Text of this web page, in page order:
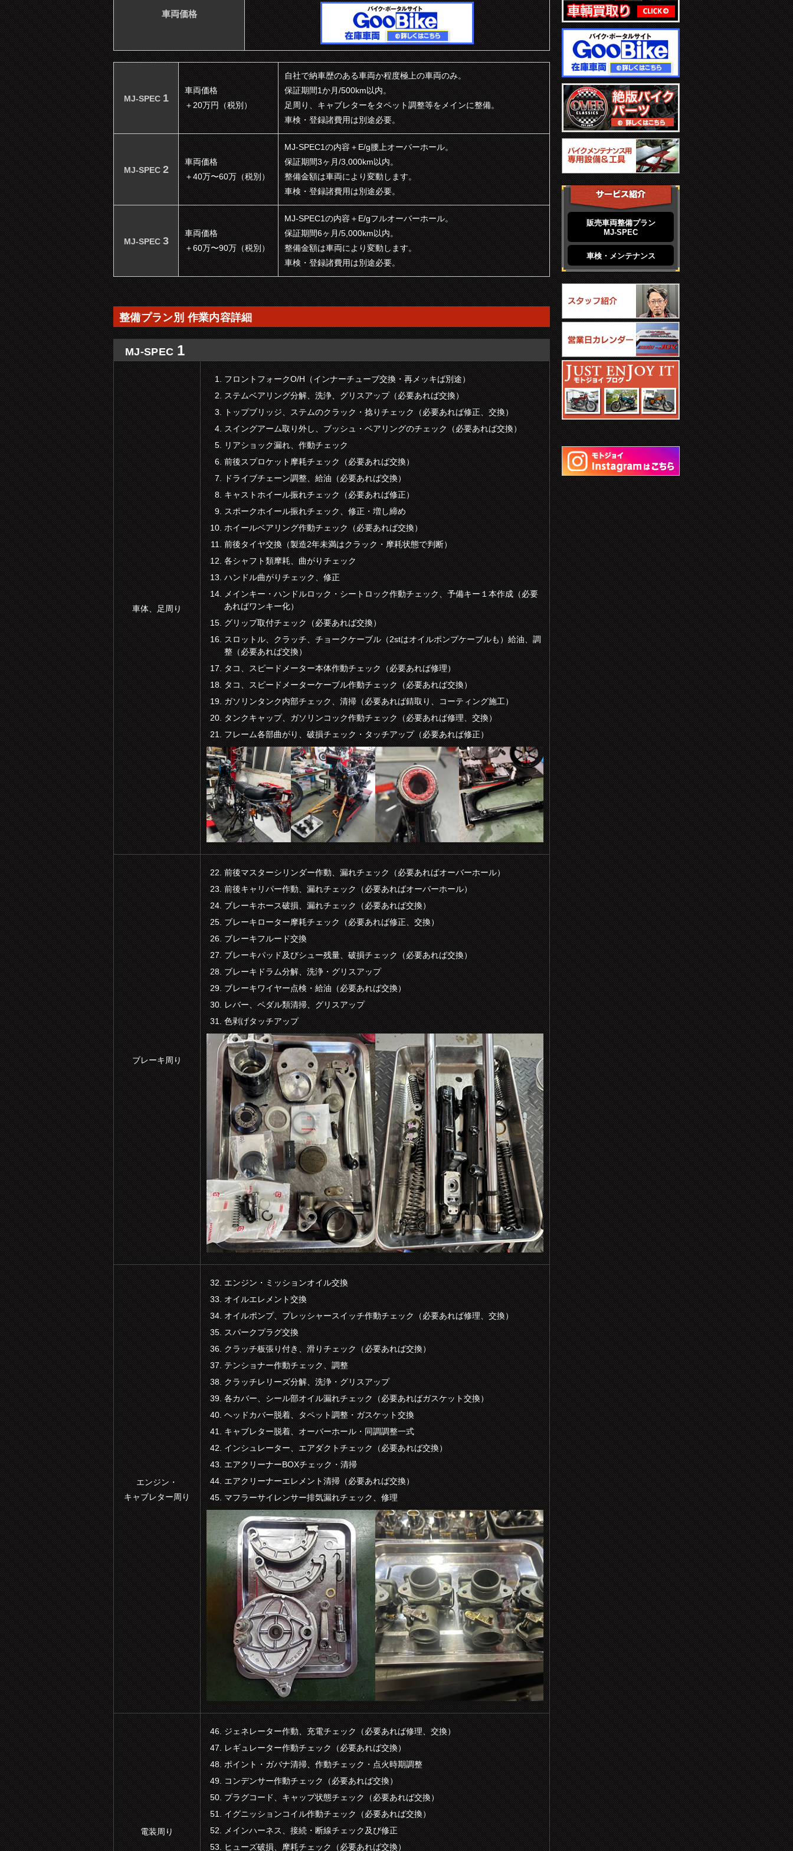
車両価格
MJ-SPEC 1
車両価格
＋20万円（税別）
自社で納車歴のある車両か程度極上の車両のみ。
保証期間1か月/500km以内。
足周り、キャブレターをタペット調整等をメインに整備。
車検・登録諸費用は別途必要。
MJ-SPEC 2
車両価格
＋40万〜60万（税別）
MJ-SPEC1の内容＋E/g腰上オーバーホール。
保証期間3ヶ月/3,000km以内。
整備金額は車両により変動します。
車検・登録諸費用は別途必要。
MJ-SPEC 3
車両価格
＋60万〜90万（税別）
MJ-SPEC1の内容＋E/gフルオーバーホール。
保証期間6ヶ月/5,000km以内。
整備金額は車両により変動します。
車検・登録諸費用は別途必要。
整備プラン別 作業内容詳細
MJ-SPEC 1
車体、足周り
フロントフォークO/H（インナーチューブ交換・再メッキば別途）
ステムベアリング分解、洗浄、グリスアップ（必要あれば交換）
トップブリッジ、ステムのクラック・捻りチェック（必要あれば修正、交換）
スイングアーム取り外し、ブッシュ・ベアリングのチェック（必要あれば交換）
リアショック漏れ、作動チェック
前後スプロケット摩耗チェック（必要あれば交換）
ドライブチェーン調整、給油（必要あれば交換）
キャストホイール振れチェック（必要あれば修正）
スポークホイール振れチェック、修正・増し締め
ホイールベアリング作動チェック（必要あれば交換）
前後タイヤ交換（製造2年未満はクラック・摩耗状態で判断）
各シャフト類摩耗、曲がりチェック
ハンドル曲がりチェック、修正
メインキー・ハンドルロック・シートロック作動チェック、予備キー１本作成（必要
あればワンキー化）
グリップ取付チェック（必要あれば交換）
スロットル、クラッチ、チョークケーブル（2stはオイルポンプケーブルも）給油、調
整（必要あれば交換）
タコ、スピードメーター本体作動チェック（必要あれば修理）
タコ、スピードメーターケーブル作動チェック（必要あれば交換）
ガソリンタンク内部チェック、清掃（必要あれば錆取り、コーティング施工）
タンクキャップ、ガソリンコック作動チェック（必要あれば修理、交換）
フレーム各部曲がり、破損チェック・タッチアップ（必要あれば修正）
ブレーキ周り
前後マスターシリンダー作動、漏れチェック（必要あればオーバーホール）
前後キャリパー作動、漏れチェック（必要あればオーバーホール）
ブレーキホース破損、漏れチェック（必要あれば交換）
ブレーキローター摩耗チェック（必要あれば修正、交換）
ブレーキフルード交換
ブレーキパッド及びシュー残量、破損チェック（必要あれば交換）
ブレーキドラム分解、洗浄・グリスアップ
ブレーキワイヤー点検・給油（必要あれば交換）
レバー、ペダル類清掃、グリスアップ
色剥げタッチアップ
エンジン・
キャブレター周り
エンジン・ミッションオイル交換
オイルエレメント交換
オイルポンプ、プレッシャースイッチ作動チェック（必要あれば修理、交換）
スパークプラグ交換
クラッチ板張り付き、滑りチェック（必要あれば交換）
テンショナー作動チェック、調整
クラッチレリーズ分解、洗浄・グリスアップ
各カバー、シール部オイル漏れチェック（必要あればガスケット交換）
ヘッドカバー脱着、タペット調整・ガスケット交換
キャブレター脱着、オーバーホール・同調調整一式
インシュレーター、エアダクトチェック（必要あれば交換）
エアクリーナーBOXチェック・清掃
エアクリーナーエレメント清掃（必要あれば交換）
マフラーサイレンサー排気漏れチェック、修理
電装周り
ジェネレーター作動、充電チェック（必要あれば修理、交換）
レギュレーター作動チェック（必要あれば交換）
ポイント・ガバナ清掃、作動チェック・点火時期調整
コンデンサー作動チェック（必要あれば交換）
プラグコード、キャップ状態チェック（必要あれば交換）
イグニッションコイル作動チェック（必要あれば交換）
メインハーネス、接続・断線チェック及び修正
ヒューズ破損、摩耗チェック（必要あれば交換）
販売車両整備プラン
MJ-SPEC
車検・メンテナンス